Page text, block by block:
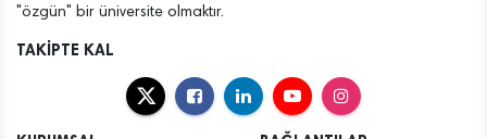
"özgün" bir üniversite olmaktır.
TAKİPTE KAL